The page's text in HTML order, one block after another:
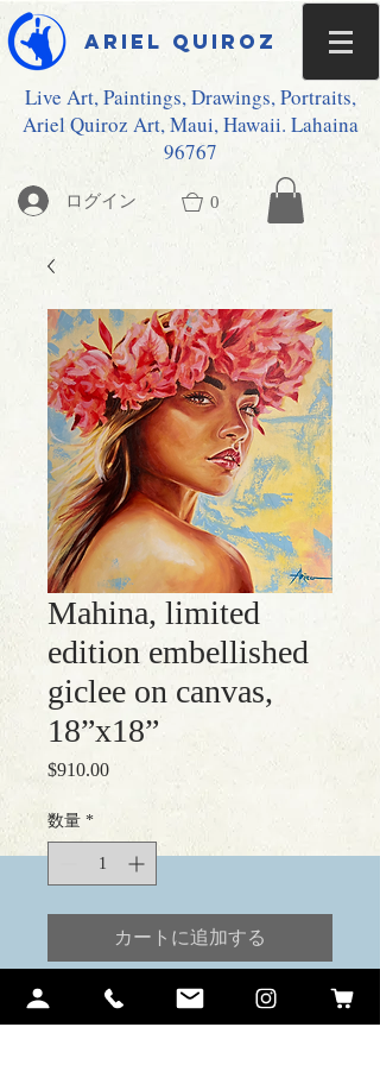
Ariel Quiroz
Live Art, Paintings, Drawings, Portraits,
Ariel Quiroz Art, Maui, Hawaii. Lahaina
96767
ログイン 0
Mahina, limited
edition embellished
giclee on canvas,
18”x18”
$910.00価
数量 *
カートに追加する